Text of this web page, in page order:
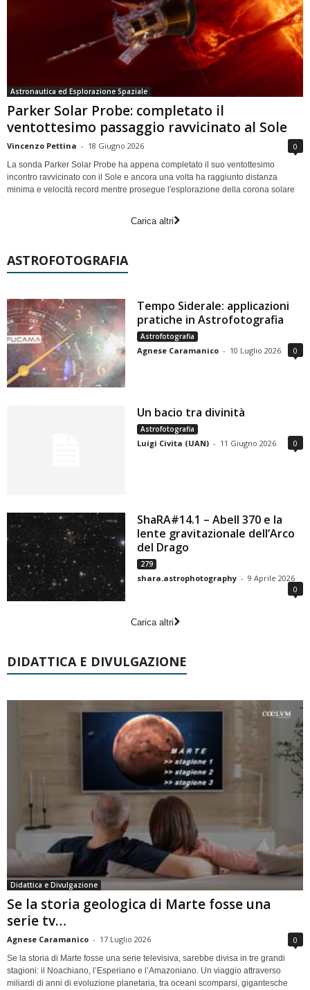
Astronautica ed Esplorazione Spaziale
Parker Solar Probe: completato il
ventottesimo passaggio ravvicinato al Sole
Vincenzo Pettina - 18 Giugno 2026 0
La sonda Parker Solar Probe ha appena completato il suo ventottesimo
incontro ravvicinato con il Sole e ancora una volta ha raggiunto distanza
minima e velocità record mentre prosegue l'esplorazione della corona solare
Carica altri
ASTROFOTOGRAFIA
Tempo Siderale: applicazioni
pratiche in Astrofotografia
Astrofotografia
Agnese Caramanico - 10 Luglio 2026 0
Un bacio tra divinità
Astrofotografia
Luigi Civita (UAN) - 11 Giugno 2026 0
ShaRA#14.1 – Abell 370 e la
lente gravitazionale dell’Arco
del Drago
279
shara.astrophotography - 9 Aprile 2026
0
Carica altri
DIDATTICA E DIVULGAZIONE
Didattica e Divulgazione
Se la storia geologica di Marte fosse una
serie tv…
Agnese Caramanico - 17 Luglio 2026 0
Se la storia di Marte fosse una serie televisiva, sarebbe divisa in tre grandi
stagioni: il Noachiano, l’Esperiano e l’Amazoniano. Un viaggio attraverso
miliardi di anni di evoluzione planetaria, tra oceani scomparsi, gigantesche